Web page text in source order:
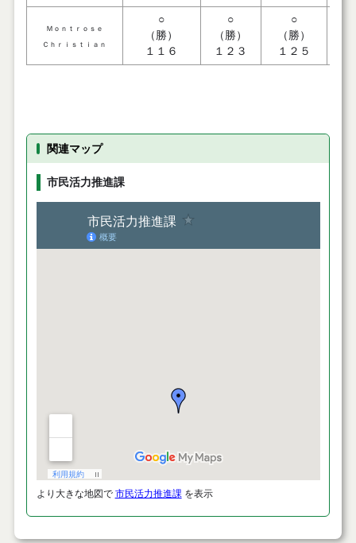
Ｍｏｎｔｒｏｓｅ
Ｃｈｒｉｓｔｉａｎ
○
（勝）
１１６
○
（勝）
１２３
○
（勝）
１２５
関連マップ
市民活力推進課
より大きな地図で 市民活力推進課 を表示